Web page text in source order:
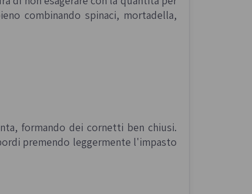
combinando spinaci, mortadella,
formando dei cornetti ben chiusi.
premendo leggermente l'impasto